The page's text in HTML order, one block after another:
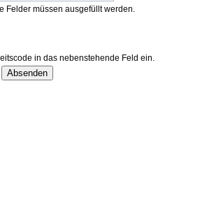
Felder müssen ausgefüllt werden.
in das nebenstehende Feld ein.